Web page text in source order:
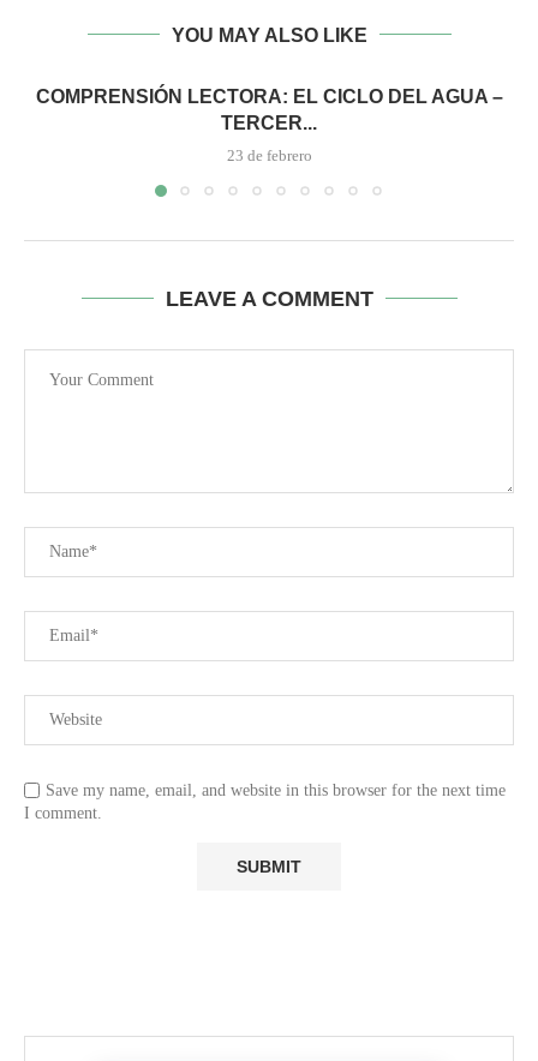
YOU MAY ALSO LIKE
COMPRENSIÓN LECTORA: EL CICLO DEL AGUA –
TERCER...
23 de febrero
LEAVE A COMMENT
Save my name, email, and website in this browser for the next time
I comment.